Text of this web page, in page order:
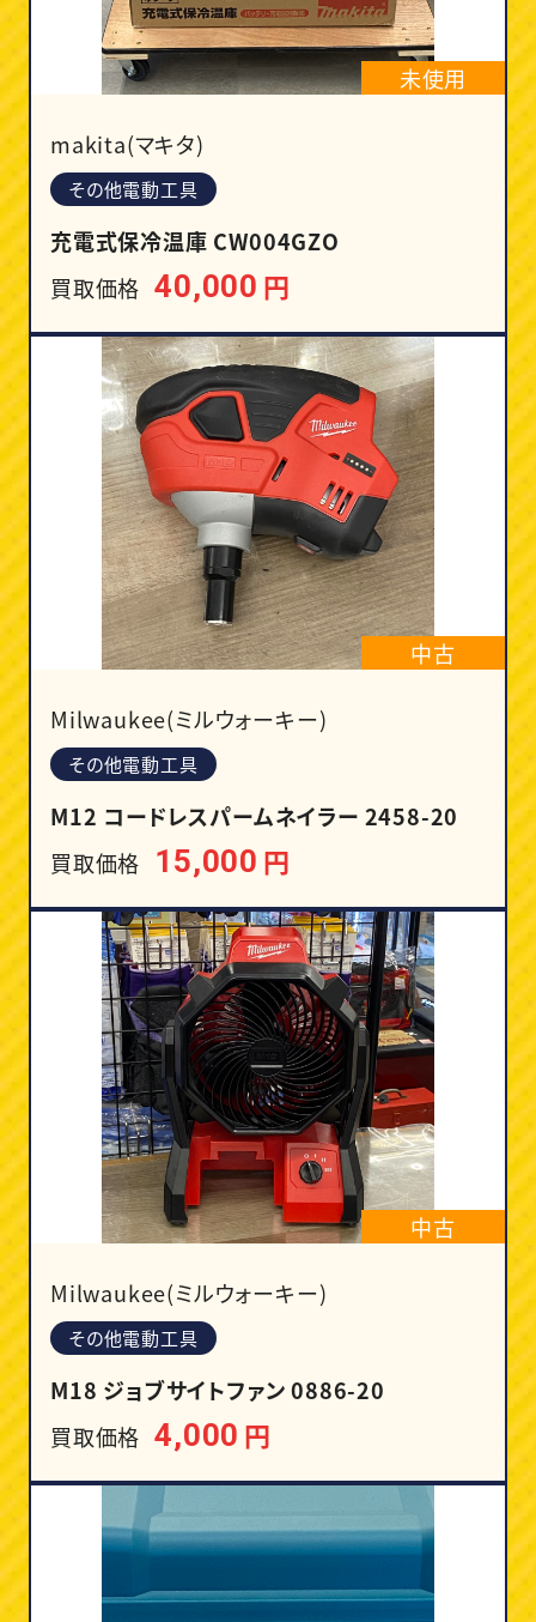
未使用
makita(マキタ)
その他電動工具
充電式保冷温庫 CW004GZO
買取価格 40,000 円
中古
Milwaukee(ミルウォーキー)
その他電動工具
M12 コードレスパームネイラー 2458-20
買取価格 15,000 円
中古
Milwaukee(ミルウォーキー)
その他電動工具
M18 ジョブサイトファン 0886-20
買取価格 4,000 円